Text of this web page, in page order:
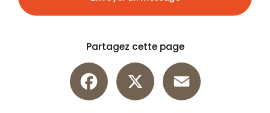
Partagez cette page
Facebook